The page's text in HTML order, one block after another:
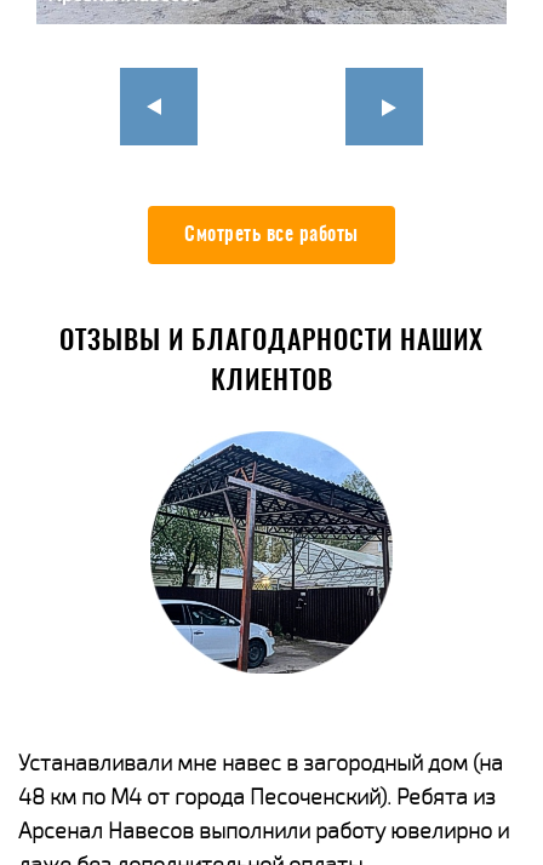
Смотреть все работы
ОТЗЫВЫ И БЛАГОДАРНОСТИ НАШИХ
КЛИЕНТОВ
Устанавливали мне навес в загородный дом (на
48 км по М4 от города Песоченский). Ребята из
Арсенал Навесов выполнили работу ювелирно и